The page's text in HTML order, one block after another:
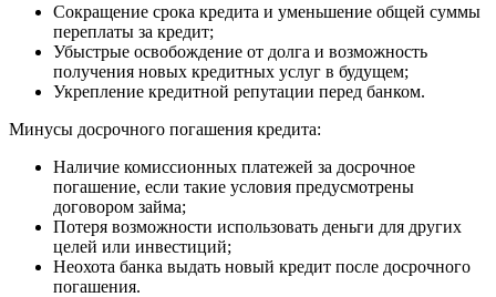
Сокращение срока кредита и уменьшение общей суммы
переплаты за кредит;
Убыстрые освобождение от долга и возможность
получения новых кредитных услуг в будущем;
Укрепление кредитной репутации перед банком.
Минусы досрочного погашения кредита:
Наличие комиссионных платежей за досрочное
погашение, если такие условия предусмотрены
договором займа;
Потеря возможности использовать деньги для других
целей или инвестиций;
Неохота банка выдать новый кредит после досрочного
погашения.